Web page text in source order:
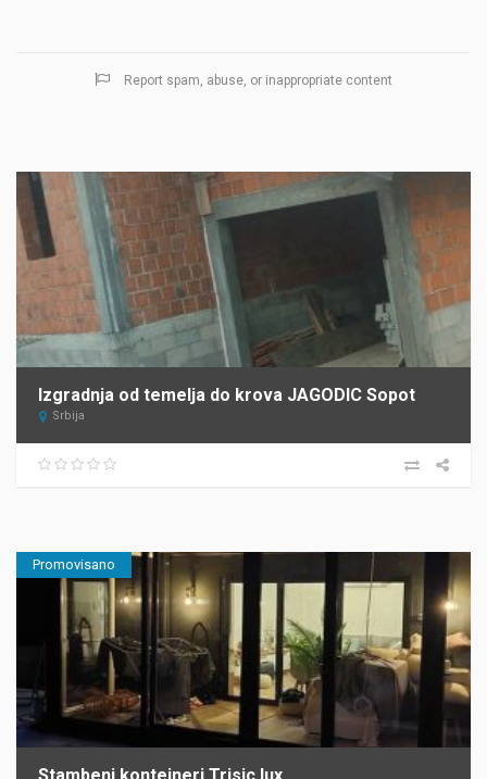
Report spam, abuse, or inappropriate content
Izgradnja od temelja do krova JAGODIC Sopot
Srbija
Promovisano